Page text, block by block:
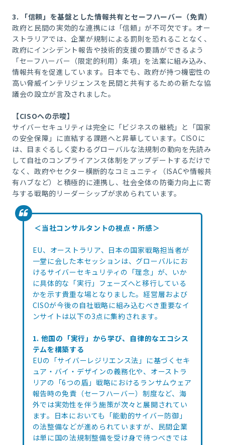
3.
「信頼」を基盤とした情報共有とセーフハーバー（免責）
政府と民間の実効的な連携には「信頼」が不可欠です。オー
ストラリアでは、企業が規制による罰則を恐れることなく、
政府にインシデント報告や技術的支援の要請ができるよう
「セーフハーバー（限定的利用）条項」を法案に組み込み、
情報共有を促進しています。日本でも、政府が持つ機密性の
高い脅威インテリジェンスを民間と共有するための新たな協
議会の設立が言及されました。
【CISOへの示唆】
サイバーセキュリティは完全に「ビジネスの継続」と「国家
の安全保障」に直結する課題へと昇華しています。CISOに
は、目まぐるしく変わるグローバルな法規制の動向を先読み
して自社のコンプライアンス体制をアップデートするだけで
なく、政府やセクター横断的なコミュニティ（ISACや情報共
有ハブなど）と積極的に連携し、社会全体の防衛力向上に寄
与する戦略的リーダーシップが求められています。
＜当社コンサルタントの視点・所感＞
EU、オーストラリア、日本の国家戦略担当者が
一堂に会した本セッションは、グローバルにお
けるサイバーセキュリティの「理念」が、いか
に具体的な「実行」フェーズへと移行している
かを示す貴重な場となりました。経営層および
CISOが今後の自社戦略に組み込むべき重要なイ
ンサイトは以下の3点に集約されます。
1. 他国の「実行」から学び、自律的なエコシス
テムを構築する
EUの「サイバーレジリエンス法」に基づくセキ
ュア・バイ・デザインの義務化や、オーストラ
リアの「6つの盾」戦略におけるランサムウェア
報告時の免責（セーフハーバー）制度など、海
外では実効性を伴う施策が次々と展開されてい
ます。日本においても「能動的サイバー防御」
の法整備などが進められていますが、民間企業
は単に国の法規制整備を受け身で待つべきでは